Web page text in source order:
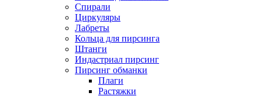
Спирали
Циркуляры
Лабреты
Кольца для пирсинга
Штанги
Индастриал пирсинг
Пирсинг обманки
Плаги
Растяжки